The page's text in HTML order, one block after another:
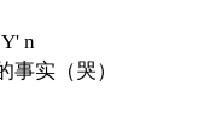
n
事实（哭）